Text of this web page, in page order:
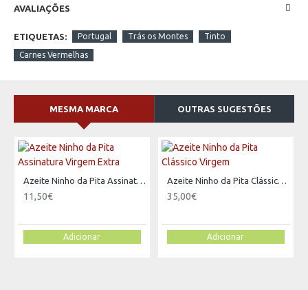
AVALIAÇÕES
ETIQUETAS: Portugal Trás os Montes Tinto
Carnes Vermelhas
MESMA MARCA OUTRAS SUGESTÕES
Azeite Ninho da Pita Assinatura Virgem Extra
11,50€
Adicionar
Azeite Ninho da Pita Clássico Virgem
35,00€
Adicionar